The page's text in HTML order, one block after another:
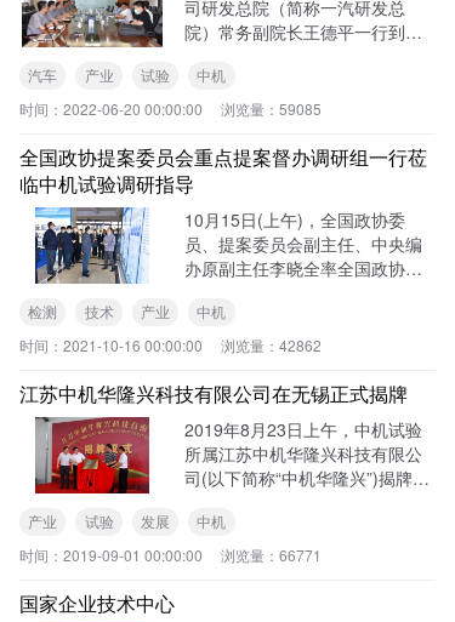
司研发总院（简称一汽研发总
院）常务副院长王德平一行到访
称中机试验），与中国农机院党
委委员、副总经理，中机试验党
验党委
汽车 产业 试验
中机
时间： 2022-06-20 00:00:00 浏览量： 59085
全国政协提案委员会重点提案督办调研组一行莅
临中机试验调研指导
10月15日(上午)，全国政协委
员、提案委员会副主任、中央编
办原副主任李晓全率全国政协提
就“提升检验检测装备技术能力支
撑产业升级发展”重点提案到中机
检测 技术 产业
中机
时间： 2021-10-16 00:00:00 浏览量： 42862
江苏中机华隆兴科技有限公司在无锡正式揭牌
2019年8月23日上午，中机试验
所属江苏中机华隆兴科技有限公
司(以下简称“中机华隆兴”)揭牌仪
锡市梁溪区委副书记、区长许立
新、区政府副区长李振云、国机
产业 试验 发展
中机
时间： 2019-09-01 00:00:00 浏览量： 66771
国家企业技术中心